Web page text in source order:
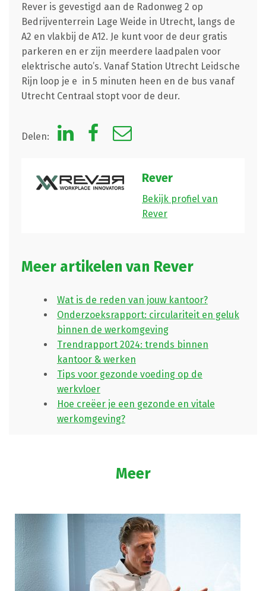
Rever is gevestigd aan de Radonweg 2 op
Bedrijventerrein Lage Weide in Utrecht, langs de
A2 en vlakbij de A12. Je kunt voor de deur gratis
parkeren en er zijn meerdere laadpalen voor
elektrische auto’s. Vanaf Station Utrecht Leidsche
Rijn loop je e in 5 minuten heen en de bus vanaf
Utrecht Centraal stopt voor de deur.
Delen:
Rever
Bekijk profiel van
Rever
Meer artikelen van Rever
Wat is de reden van jouw kantoor?
Onderzoeksrapport: circulariteit en geluk
binnen de werkomgeving
Trendrapport 2024: trends binnen
kantoor & werken
Tips voor gezonde voeding op de
werkvloer
Hoe creëer je een gezonde en vitale
werkomgeving?
Meer